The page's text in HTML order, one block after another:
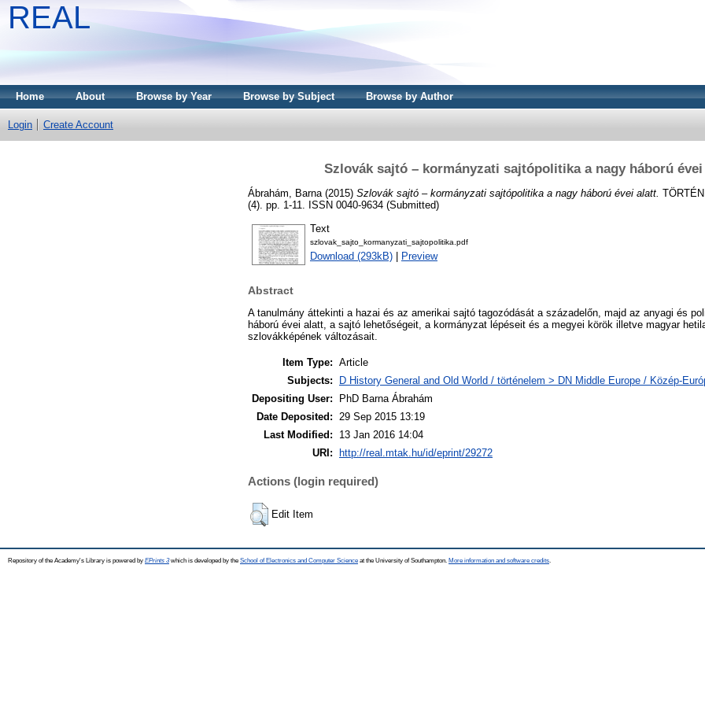
REAL
Home About Browse by Year Browse by Subject Browse by Author
Login Create Account
Szlovák sajtó – kormányzati sajtópolitika a nagy háború
Ábrahám, Barna (2015) Szlovák sajtó – kormányzati sajtópolitika a nagy háború évei alatt.
(4). pp. 1-11. ISSN 0040-9634 (Submitted)
Text
szlovak_sajto_kormanyzati_sajtopolitika.pdf
Download (293kB) Preview
Abstract
A tanulmány áttekinti a hazai és az amerikai sajtó tagozódását a századelőn, majd az anyagi és
háború évei alatt, a sajtó lehetőségeit, a kormányzat lépéseit és a megyei körök illetve magyar
szlovákképének változásait.
Item Type: Article
Subjects:
D History General and Old World / történelem > DN Middle Europe / Közép-
Depositing User:
PhD Barna Ábrahám
Date Deposited:
29 Sep 2015 13:19
Last Modified:
13 Jan 2016 14:04
URI: http://real.mtak.hu/id/eprint/29272
Actions (login required)
Edit Item
Repository of the Academy's Library is powered by EPrints 3which is developed by the School of Electronics and Computer Science at the University of Southampton. More information and software credits